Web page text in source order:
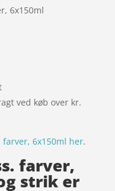
6x150ml
ved køb over kr.
6x150ml her.
farver,
strik er